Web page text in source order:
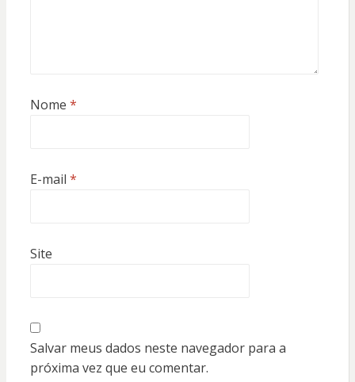
Nome *
E-mail *
Site
Salvar meus dados neste navegador para a
próxima vez que eu comentar.